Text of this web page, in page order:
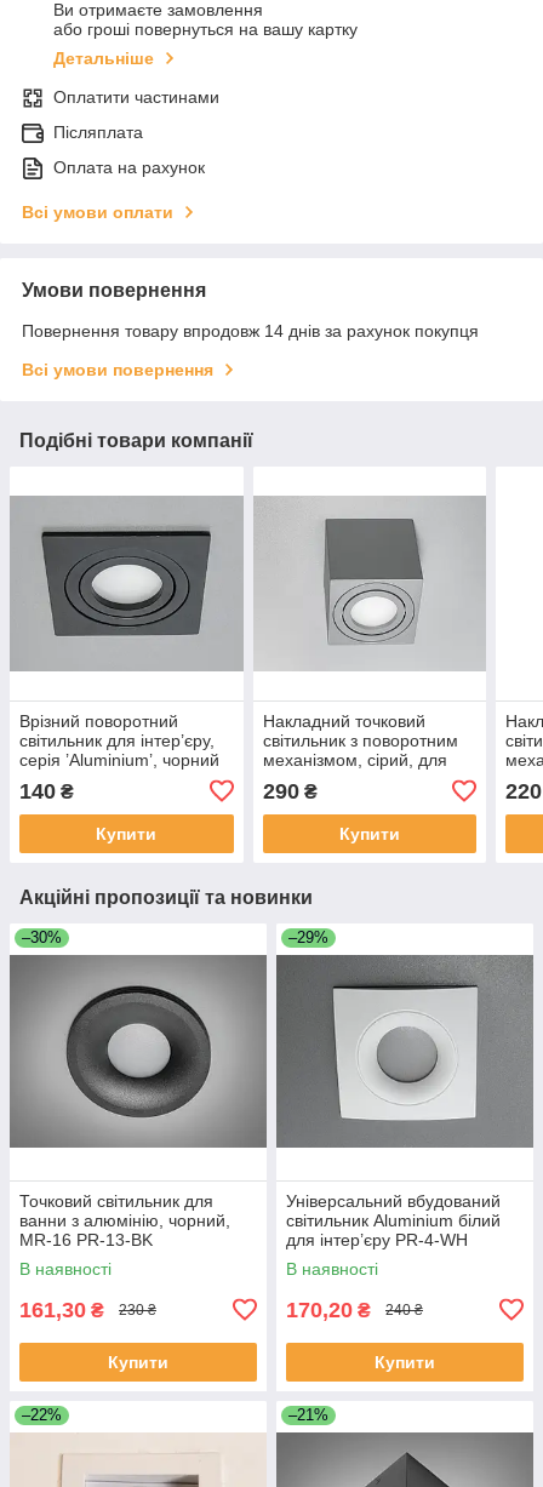
Ви отримаєте замовлення
або гроші повернуться на вашу картку
Детальніше
Оплатити частинами
Післяплата
Оплата на рахунок
Всі умови оплати
Умови повернення
Повернення товару впродовж 14 днів за рахунок покупця
Всі умови повернення
Подібні товари компанії
Врізний поворотний
світильник для інтер’єру,
серія ’Аluminium’, чорний
140 ₴
Купити
Накладний точковий
світильник з поворотним
механізмом, сірий, для
сучасного інтер’єру PMR-
210-S-GR
290₴
Купити
220
Акційні пропозиції та новинки
–30%
Точковий світильник для
ванни з алюмінію, чорний,
MR-16 PR-13-BK
В наявності
161,30 ₴ 230 ₴
Купити
–29%
Універсальний вбудований
світильник Aluminium білий
для інтер’єру PR-4-WH
В наявності
170,20 ₴ 240 ₴
Купити
–22% –21%